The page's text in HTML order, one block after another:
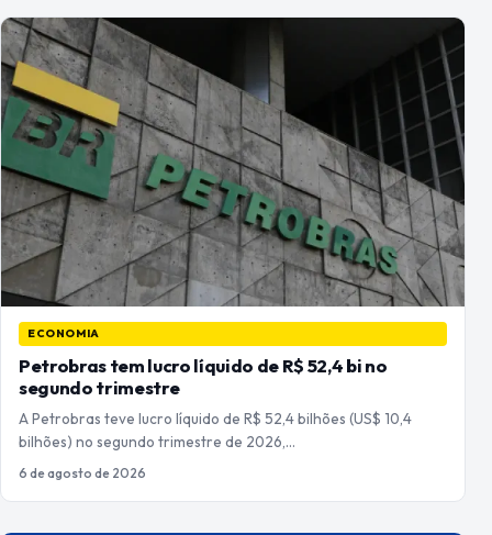
ECONOMIA
Petrobras tem lucro líquido de R$ 52,4 bi no
segundo trimestre
A Petrobras teve lucro líquido de R$ 52,4 bilhões (US$ 10,4
bilhões) no segundo trimestre de 2026,…
6 de agosto de 2026